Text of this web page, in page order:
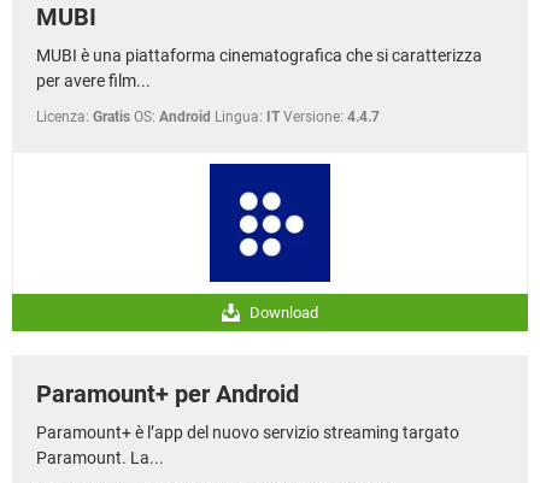
MUBI
MUBI è una piattaforma cinematografica che si caratterizza
per avere film...
Licenza: Gratis OS: Android Lingua: IT Versione: 4.4.7
Download
Paramount+ per Android
Paramount+ è l’app del nuovo servizio streaming targato
Paramount. La...